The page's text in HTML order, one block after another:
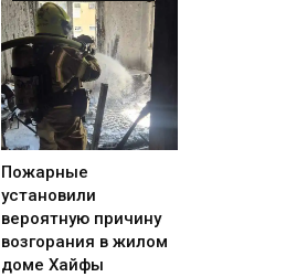
Пожарные
установили
вероятную причину
возгорания в жилом
доме Хайфы